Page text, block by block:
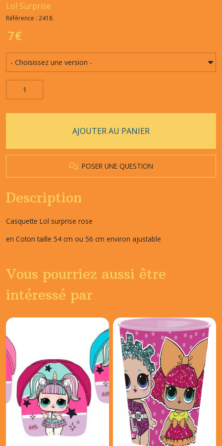
Lol Surprise
Référence : 2418
7€
AJOUTER AU PANIER
POSER UNE QUESTION
Description
Casquette Lol surprise rose
en Coton taille 54 cm ou 56 cm environ ajustable
Vous pourriez aussi être
intéressé par